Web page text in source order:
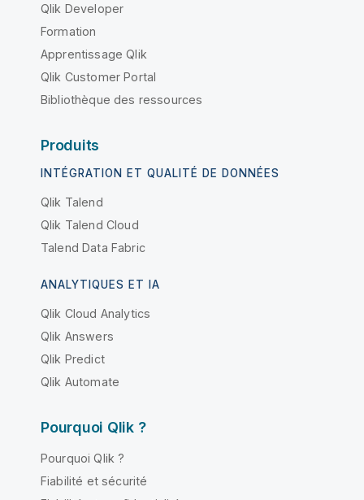
Qlik Developer
Formation
Apprentissage Qlik
Qlik Customer Portal
Bibliothèque des ressources
Produits
INTÉGRATION ET QUALITÉ DE DONNÉES
Qlik Talend
Qlik Talend Cloud
Talend Data Fabric
ANALYTIQUES ET IA
Qlik Cloud Analytics
Qlik Answers
Qlik Predict
Qlik Automate
Pourquoi Qlik ?
Pourquoi Qlik ?
Fiabilité et sécurité